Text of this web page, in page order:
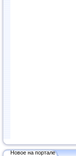
Новое на портале